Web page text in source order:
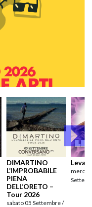
DIMARTINO
L’IMPROBABILE
PIENA
DELL’ORETO –
Tour 2026
sabato 05 Settembre /